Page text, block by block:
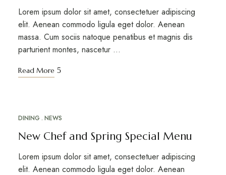
Lorem ipsum dolor sit amet, consectetuer adipiscing
elit. Aenean commodo ligula eget dolor. Aenean
massa. Cum sociis natoque penatibus et magnis dis
parturient montes, nascetur …
Read More
MAY
DINING NEWS
New Chef and Spring Special Menu
Lorem ipsum dolor sit amet, consectetuer adipiscing
elit. Aenean commodo ligula eget dolor. Aenean